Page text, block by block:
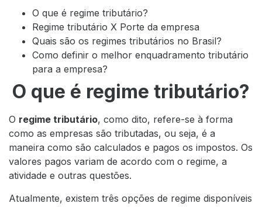
O que é regime tributário?
Regime tributário X Porte da empresa
Quais são os regimes tributários no Brasil?
Como definir o melhor enquadramento tributário
para a empresa?
O que é regime tributário?
O regime tributário, como dito, refere-se à forma
como as empresas são tributadas, ou seja, é a
maneira como são calculados e pagos os impostos. Os
valores pagos variam de acordo com o regime, a
atividade e outras questões.
Atualmente, existem três opções de regime disponíveis